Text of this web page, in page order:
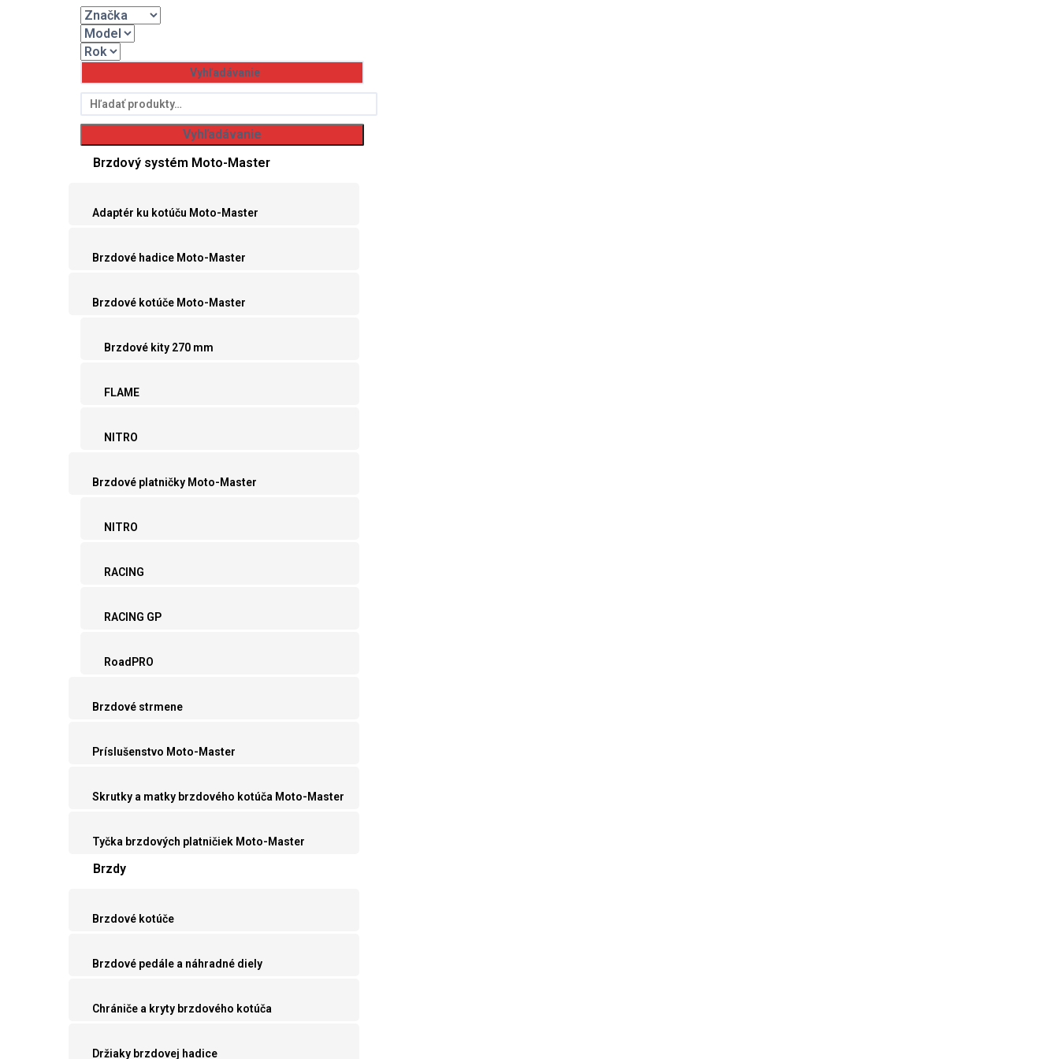
Hľadať:
Vyhľadávanie
Brzdový systém Moto-Master
Adaptér ku kotúču Moto-Master
Brzdové hadice Moto-Master
Brzdové kotúče Moto-Master
Brzdové kity 270 mm
FLAME
NITRO
Brzdové platničky Moto-Master
NITRO
RACING
RACING GP
RoadPRO
Brzdové strmene
Príslušenstvo Moto-Master
Skrutky a matky brzdového kotúča Moto-Master
Tyčka brzdových platničiek Moto-Master
Brzdy
Brzdové kotúče
Brzdové pedále a náhradné diely
Chrániče a kryty brzdového kotúča
Držiaky brzdovej hadice